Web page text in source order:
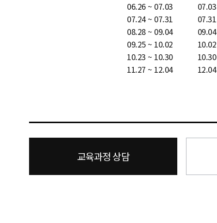
06.26 ~ 07.03
07.03
07.24 ~ 07.31
07.31
08.28 ~ 09.04
09.04
09.25 ~ 10.02
10.02
10.23 ~ 10.30
10.30
11.27 ~ 12.04
12.04
교육과정 상담